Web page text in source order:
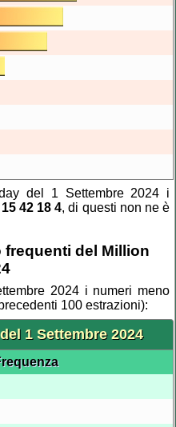
del 1 Settembre 2024 i
42 18 4, di questi non ne è
frequenti del Million
2024 i numeri meno
100 estrazioni):
1 Settembre 2024